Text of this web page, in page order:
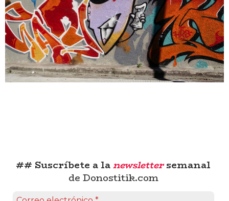
## Suscríbete a lanewslettersemanal
de Donostitik.com